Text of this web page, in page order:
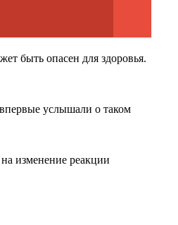
быть опасен для здоровья.
услышали о таком
изменение реакции